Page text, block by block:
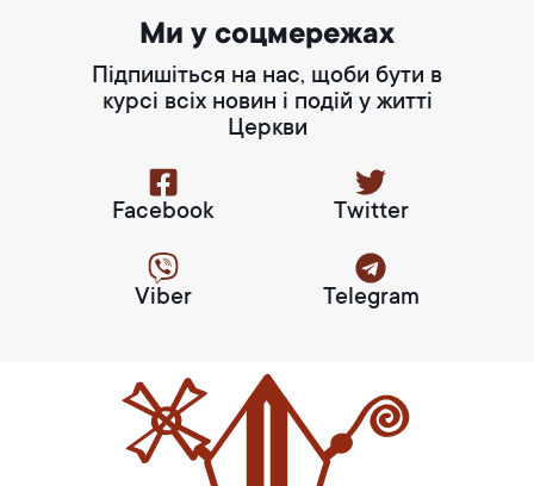
Ми у соцмережах
Підпишіться на нас, щоби бути в
курсі всіх новин і подій у житті
Церкви
Facebook Twitter
Viber Telegram